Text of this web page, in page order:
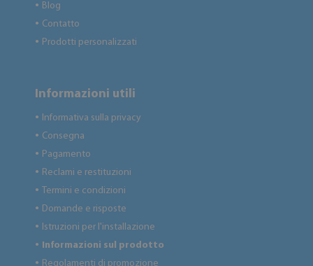
● Blog
● Contatto
● Prodotti personalizzati
Informazioni utili
● Informativa sulla privacy
● Consegna
● Pagamento
● Reclami e restituzioni
● Termini e condizioni
● Domande e risposte
● Istruzioni per l'installazione
● Informazioni sul prodotto
● Regolamenti di promozione